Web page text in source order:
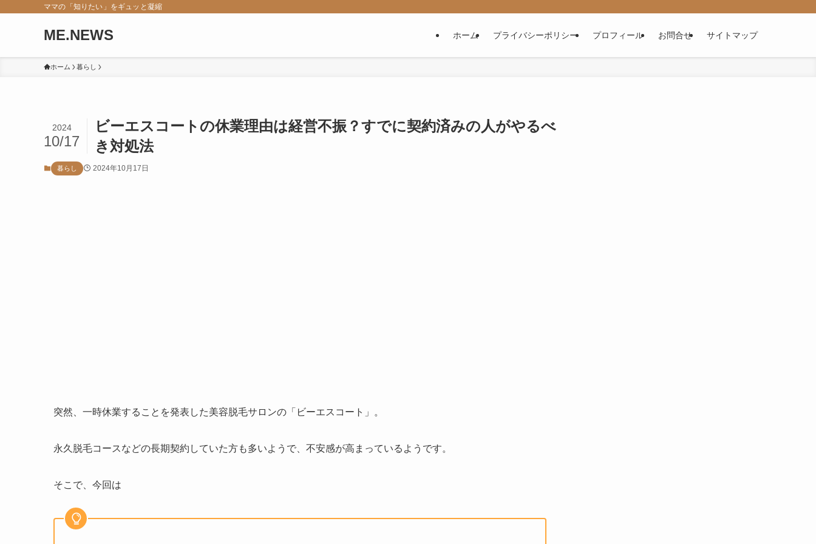
ママの「知りたい」をギュッと凝縮
ME.NEWS ホーム プライバシーポリシー プロフィール お問合せ サイトマップ
ホーム 暮らし
ビーエスコートの休業理由は経営不振？すでに契約済みの人がやるべ
き対処法
2024
10/17
暮らし 2024年10月17日
突然、一時休業することを発表した美容脱毛サロンの「ビーエスコート」。
永久脱毛コースなどの長期契約していた方も多いようで、不安感が高まっているようです。
そこで、今回は